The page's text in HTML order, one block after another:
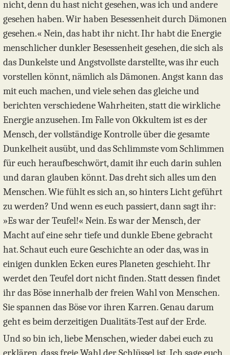
nicht, denn du hast nicht gesehen, was ich und andere
gesehen haben. Wir haben Besessenheit durch Dämonen
gesehen.« Nein, das habt ihr nicht. Ihr habt die Energie
menschlicher dunkler Besessenheit gesehen, die sich als
das Dunkelste und Angstvollste darstellte, was ihr euch
vorstellen könnt, nämlich als Dämonen. Angst kann das
mit euch machen, und viele sehen das gleiche und
berichten verschiedene Wahrheiten, statt die wirkliche
Energie anzusehen. Im Falle von Okkultem ist es der
Mensch, der vollständige Kontrolle über die gesamte
Dunkelheit ausübt, und das Schlimmste vom Schlimmen
für euch heraufbeschwört, damit ihr euch darin suhlen
und daran glauben könnt. Das dreht sich alles um den
Menschen. Wie fühlt es sich an, so hinters Licht geführt
zu werden? Und wenn es euch passiert, dann sagt ihr:
»Es war der Teufel!« Nein. Es war der Mensch, der
Macht auf eine sehr tiefe und dunkle Ebene gebracht
hat. Schaut euch eure Geschichte an oder das, was in
einigen dunklen Ecken eures Planeten geschieht. Ihr
werdet den Teufel dort nicht finden. Statt dessen findet
ihr das Böse innerhalb der freien Wahl von Menschen.
Sie spannen das Böse vor ihren Karren. Genau darum
geht es beim derzeitigen Dualitäts-Test auf der Erde.
Und so bin ich, liebe Menschen, wieder dabei euch zu